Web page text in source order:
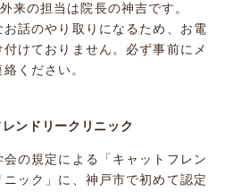
来の担当は院長の神吉です。
話のやり取りになるため、お電
けておりません。必ず事前にメ
ください。
ンドリークリニック
会の規定による「キャットフレン
ニック」に、神戸市で初めて認定